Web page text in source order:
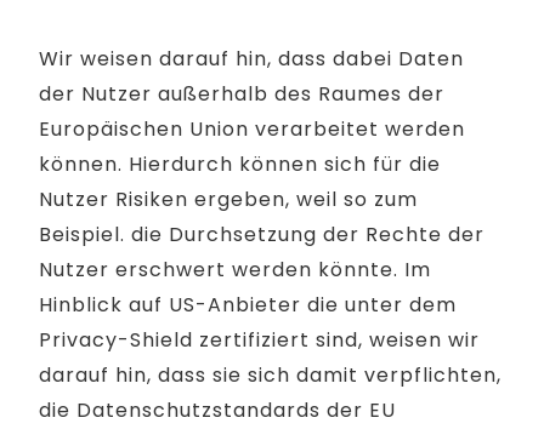
Wir weisen darauf hin, dass dabei Daten
der Nutzer außerhalb des Raumes der
Europäischen Union verarbeitet werden
können. Hierdurch können sich für die
Nutzer Risiken ergeben, weil so zum
Beispiel. die Durchsetzung der Rechte der
Nutzer erschwert werden könnte. Im
Hinblick auf US-Anbieter die unter dem
Privacy-Shield zertifiziert sind, weisen wir
darauf hin, dass sie sich damit verpflichten,
die Datenschutzstandards der EU